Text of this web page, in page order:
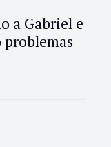
a Gabriel e
problemas